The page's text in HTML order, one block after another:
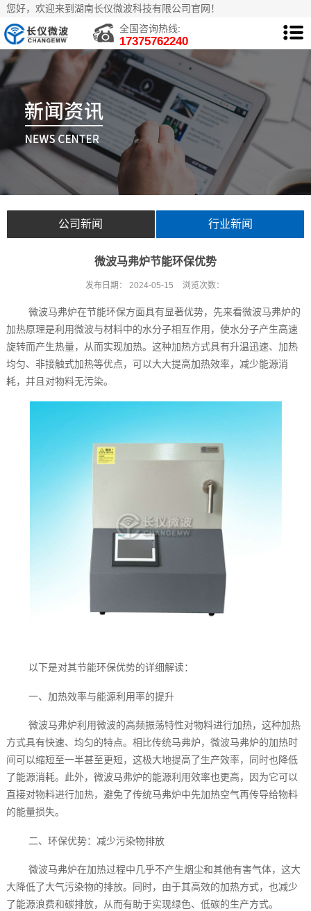
您好，欢迎来到湖南长仪微波科技有限公司官网！
全国咨询热线:
17375762240
公司新闻 行业新闻
微波马弗炉节能环保优势
发布日期： 2024-05-15 浏览次数：
微波马弗炉在节能环保方面具有显著优势，先来看微波马弗炉的
加热原理是利用微波与材料中的水分子相互作用，使水分子产生高速
旋转而产生热量，从而实现加热。这种加热方式具有升温迅速、加热
均匀、非接触式加热等优点，可以大大提高加热效率，减少能源消
耗，并且对物料无污染。
以下是对其节能环保优势的详细解读：
一、加热效率与能源利用率的提升
微波马弗炉利用微波的高频振荡特性对物料进行加热，这种加热
方式具有快速、均匀的特点。相比传统马弗炉，微波马弗炉的加热时
间可以缩短至一半甚至更短，这极大地提高了生产效率，同时也降低
了能源消耗。此外，微波马弗炉的能源利用效率也更高，因为它可以
直接对物料进行加热，避免了传统马弗炉中先加热空气再传导给物料
的能量损失。
二、环保优势：减少污染物排放
微波马弗炉在加热过程中几乎不产生烟尘和其他有害气体，这大
大降低了大气污染物的排放。同时，由于其高效的加热方式，也减少
了能源浪费和碳排放，从而有助于实现绿色、低碳的生产方式。